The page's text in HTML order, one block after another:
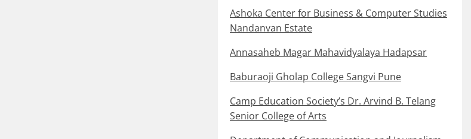
Ashoka Center for Business & Computer Studies
Nandanvan Estate
Annasaheb Magar Mahavidyalaya Hadapsar
Baburaoji Gholap College Sangvi Pune
Camp Education Society’s Dr. Arvind B. Telang
Senior College of Arts